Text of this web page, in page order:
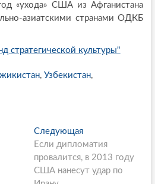
«ухода» США из Афганистана
азиатскими странами ОДКБ
стратегической культуры"
, Узбекистан,
Следующая
л
е
д
Если дипломатия
провалится, в 2013 году
США нанесут удар по